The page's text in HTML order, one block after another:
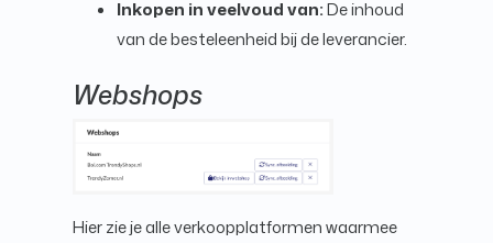
Inkopen in veelvoud van:De inhoud
van de besteleenheid bij de leverancier.
Webshops
Hier zie je alle verkoopplatformen waarmee